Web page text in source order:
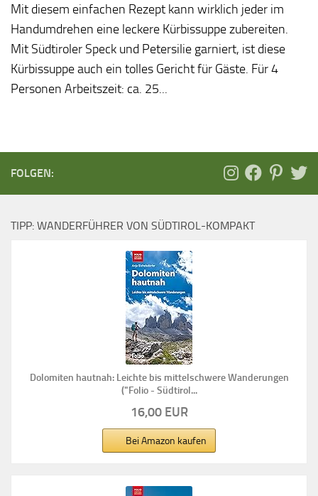
Mit diesem einfachen Rezept kann wirklich jeder im
Handumdrehen eine leckere Kürbissuppe zubereiten.
Mit Südtiroler Speck und Petersilie garniert, ist diese
Kürbissuppe auch ein tolles Gericht für Gäste. Für 4
Personen Arbeitszeit: ca. 25...
FOLGEN:
TIPP: WANDERFÜHRER VON SÜDTIROL-KOMPAKT
Dolomiten hautnah: Leichte bis mittelschwere Wanderungen
("Folio - Südtirol...
16,00 EUR
Bei Amazon kaufen